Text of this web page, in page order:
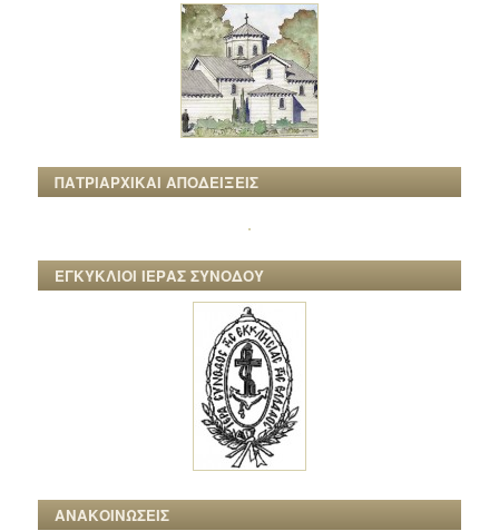
ΠΑΤΡΙΑΡΧΙΚΑΙ ΑΠΟΔΕΙΞΕΙΣ
ΕΓΚΥΚΛΙΟΙ ΙΕΡΑΣ ΣΥΝΟΔΟΥ
ΑΝΑΚΟΙΝΩΣΕΙΣ